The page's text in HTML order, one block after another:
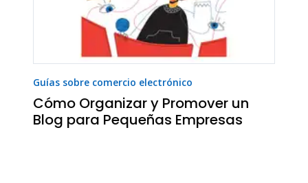
Guías sobre comercio electrónico
Cómo Organizar y Promover un
Blog para Pequeñas Empresas